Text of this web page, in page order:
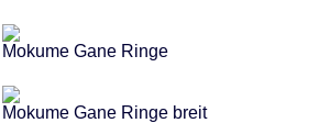
Mokume Gane Ringe
Mokume Gane Ringe breit